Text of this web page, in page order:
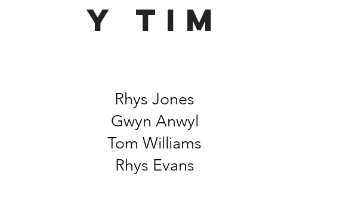
Y TIM
Rhys Jones
Gwyn Anwyl
Tom Williams
Rhys Evans